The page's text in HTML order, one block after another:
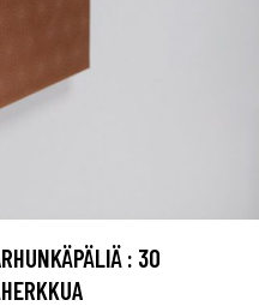
: 30